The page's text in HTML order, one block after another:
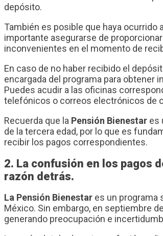
depósito.
También es posible que haya
importante asegurarse de
inconvenientes en el momento de
En caso de no haber recibido el
encargada del programa para obtener
Puedes acudir a las oficinas
telefónicos o correos electrónicos de
Recuerda que la Pensión Bienestar es
de la tercera edad, por lo que es
recibir los pagos correspondientes.
2. La confusión en los pagos
razón detrás.
La Pensión Bienestar es un programa
México. Sin embargo, en septiembre
generando preocupación e